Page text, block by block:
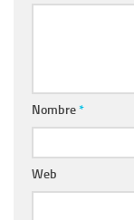
Nombre*
Web